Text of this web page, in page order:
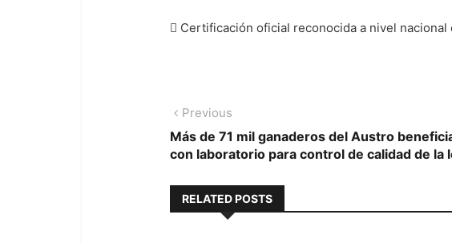
 Certificación oficial reconocida a nivel
Navegación
de
Previous
post:
Más de 71 mil ganaderos del Austro
con laboratorio para control de calidad de la
RELATED POSTS